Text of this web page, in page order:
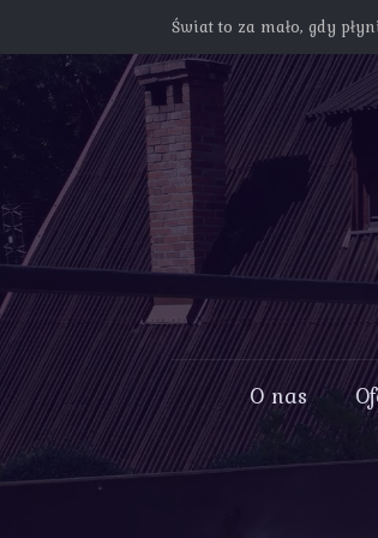
Świat to za mało, gdy
O nas